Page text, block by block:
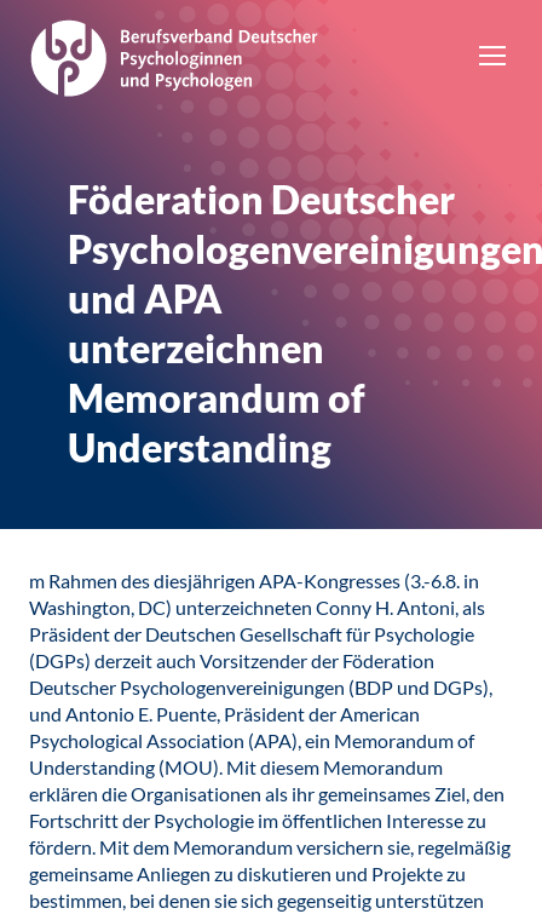
Föderation Deutscher
und APA
unterzeichnen
Memorandum of
Understanding
m Rahmen des diesjährigen APA-Kongresses (3.-6.8. in
Washington, DC) unterzeichneten Conny H. Antoni, als
Präsident der Deutschen Gesellschaft für Psychologie
(DGPs) derzeit auch Vorsitzender der Föderation
Deutscher Psychologenvereinigungen (BDP und DGPs),
und Antonio E. Puente, Präsident der American
Psychological Association (APA), ein Memorandum of
Understanding (MOU). Mit diesem Memorandum
erklären die Organisationen als ihr gemeinsames Ziel, den
Fortschritt der Psychologie im öffentlichen Interesse zu
fördern. Mit dem Memorandum versichern sie, regelmäßig
gemeinsame Anliegen zu diskutieren und Projekte zu
bestimmen, bei denen sie sich gegenseitig unterstützen